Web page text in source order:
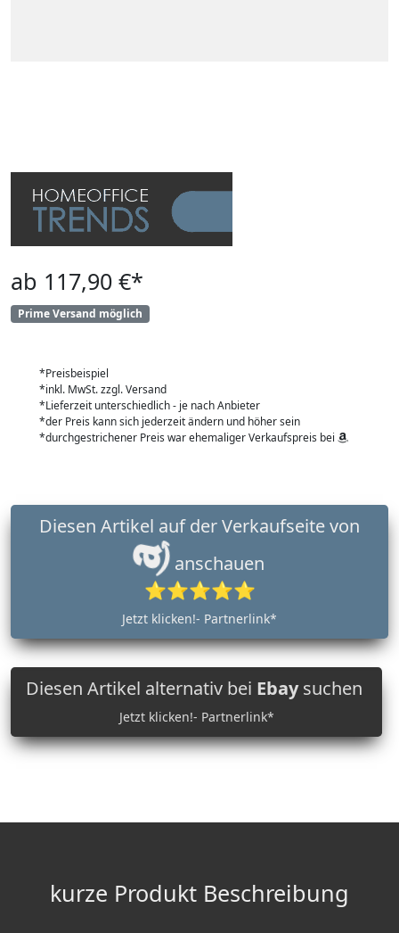
ab 117,90 €*
Prime Versand möglich
*Preisbeispiel
*inkl. MwSt. zzgl. Versand
*Lieferzeit unterschiedlich - je nach Anbieter
*der Preis kann sich jederzeit ändern und höher sein
*durchgestrichener Preis war ehemaliger Verkaufspreis bei
anschauen
⭐⭐⭐⭐⭐
Jetzt klicken!- Partnerlink*
Diesen Artikel alternativ bei Ebaysuchen
Jetzt klicken!- Partnerlink*
kurze Produkt Beschreibung